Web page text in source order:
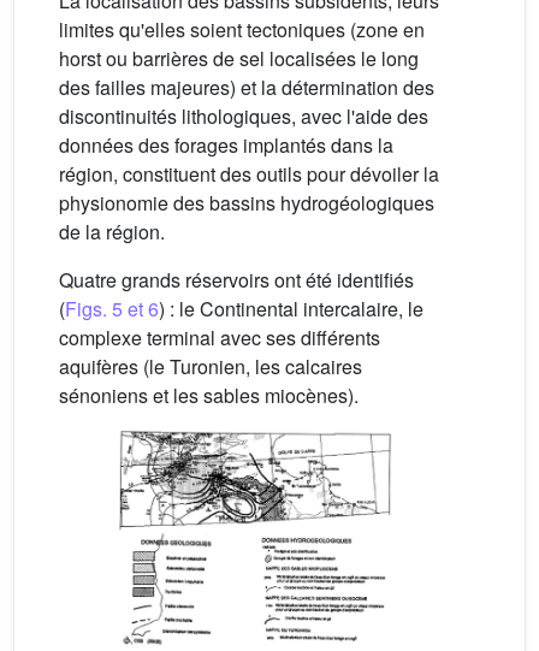
limites qu'elles soient tectoniques (zone en
horst ou barrières de sel localisées le long
des failles majeures) et la détermination des
discontinuités lithologiques, avec l'aide des
données des forages implantés dans la
région, constituent des outils pour dévoiler la
physionomie des bassins hydrogéologiques
de la région.
Quatre grands réservoirs ont été identifiés
(Figs. 5 et 6) : le Continental intercalaire, le
complexe terminal avec ses différents
aquifères (le Turonien, les calcaires
sénoniens et les sables miocènes).